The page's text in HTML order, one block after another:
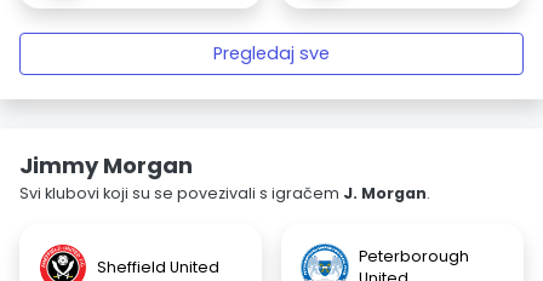
Pregledaj sve
Jimmy Morgan
Svi klubovi koji su se povezivali s igračem J. Morgan.
Sheffield United
Peterborough